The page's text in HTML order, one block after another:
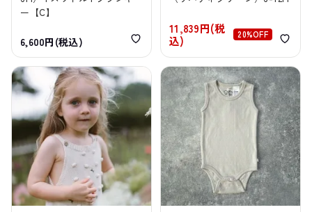
ー【C】
6,600円(税込)
11,839円(税
込)
20%OFF